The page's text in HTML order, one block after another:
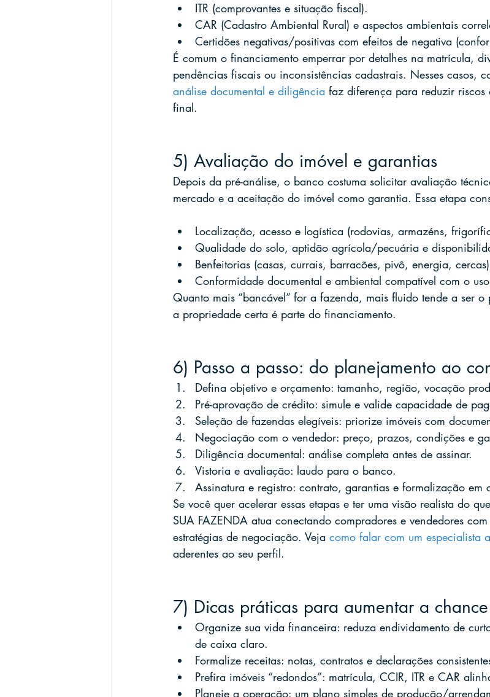
ITR (comprovantes e situação fiscal).
CAR (Cadastro Ambiental Rural) e aspectos ambientais
Certidões negativas/positivas com efeitos de negativa
É comum o financiamento emperrar por detalhes na matrícula,
pendências fiscais ou inconsistências cadastrais. Nesses casos,
análise documental e diligência faz diferença para reduzir riscos
final.
5) Avaliação do imóvel e garantias
Depois da pré-análise, o banco costuma solicitar avaliação
mercado e a aceitação do imóvel como garantia. Essa etapa
Localização, acesso e logística (rodovias, armazéns,
Qualidade do solo, aptidão agrícola/pecuária e
Benfeitorias (casas, currais, barracões, pivô, energia,
Conformidade documental e ambiental compatível com o
Quanto mais “bancável” for a fazenda, mais fluido tende a ser o
a propriedade certa é parte do financiamento.
6) Passo a passo: do planejamento ao
Defina objetivo e orçamento: tamanho, região, vocação
Pré-aprovação de crédito: simule e valide capacidade de
Seleção de fazendas elegíveis: priorize imóveis com
Negociação com o vendedor: preço, prazos, condições e
Diligência documental: análise completa antes de assinar.
Vistoria e avaliação: laudo para o banco.
Assinatura e registro: contrato, garantias e formalização em
Se você quer acelerar essas etapas e ter uma visão realista do
SUA FAZENDA atua conectando compradores e vendedores
estratégias de negociação. Veja como falar com um especialista
aderentes ao seu perfil.
7) Dicas práticas para aumentar a
Organize sua vida financeira: reduza endividamento de
de caixa claro.
Formalize receitas: notas, contratos e declarações
Prefira imóveis “redondos”: matrícula, CCIR, ITR e CAR
Planeje a operação: um plano simples de produção/